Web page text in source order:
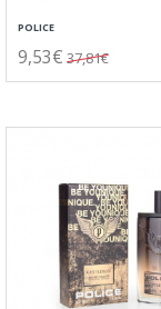
POLICE
9,53€ 37,81€